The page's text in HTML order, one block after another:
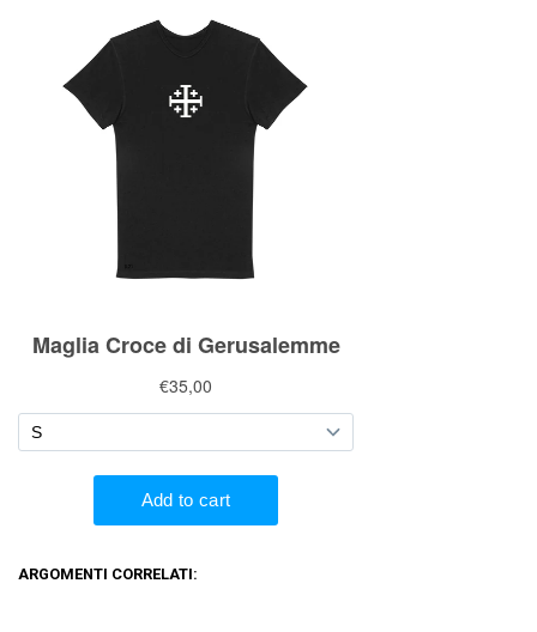
ARGOMENTI CORRELATI: